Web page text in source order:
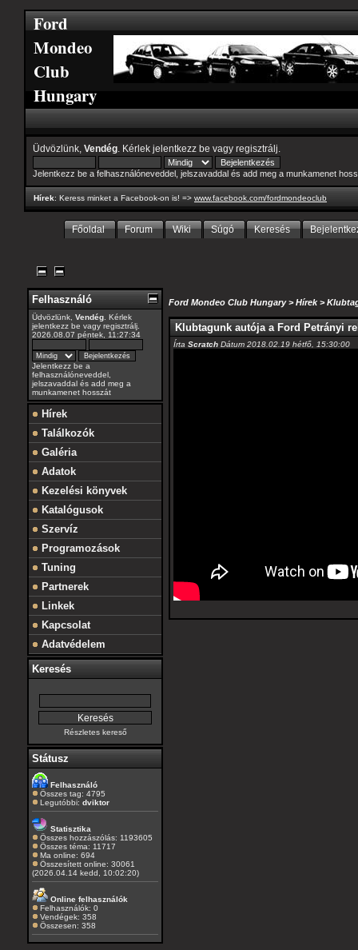
Ford
Mondeo
Club
Hungary
Üdvözlünk, Vendég . Kérlek jelentkezz be vagy regisztrálj
Jelentkezz be a felhasználóneveddel, jelszavaddal és add meg a munkamenet
Hírek: Keress minket a Facebook-on is! => www.facebook.com/fordmondeoclub
Főoldal Forum Wiki Súgó Keresés
Felhasználó
Üdvözlünk, Vendég . Kérlek
jelentkezz be vagy regisztrálj
2026.08.07 péntek, 11:27:34
Jelentkezz be a
felhasználóneveddel,
jelszavaddal és add meg a
munkamenet hosszát
Hírek
Találkozók
Galéria
Adatok
Kezelési könyvek
Katalógusok
Szervíz
Programozások
Tuning
Partnerek
Linkek
Kapcsolat
Adatvédelem
Keresés
Részletes kereső
Státusz
Felhasználó
Összes tag: 4795
Legutóbbi: dviktor
Statisztika
Összes hozzászólás: 1193605
Összes téma: 11717
Ma online: 694
Összesített online: 30061
(2026.04.14 kedd, 10:02:20)
Online felhasználók
Felhasználók: 0
Vendégek: 358
Összesen: 358
Ford Mondeo Club Hungary>Hírek>
Klubtagunk autója a Ford Petrányi
Írta Scratch Dátum 2018.02.19 hétfő, 15:30:00